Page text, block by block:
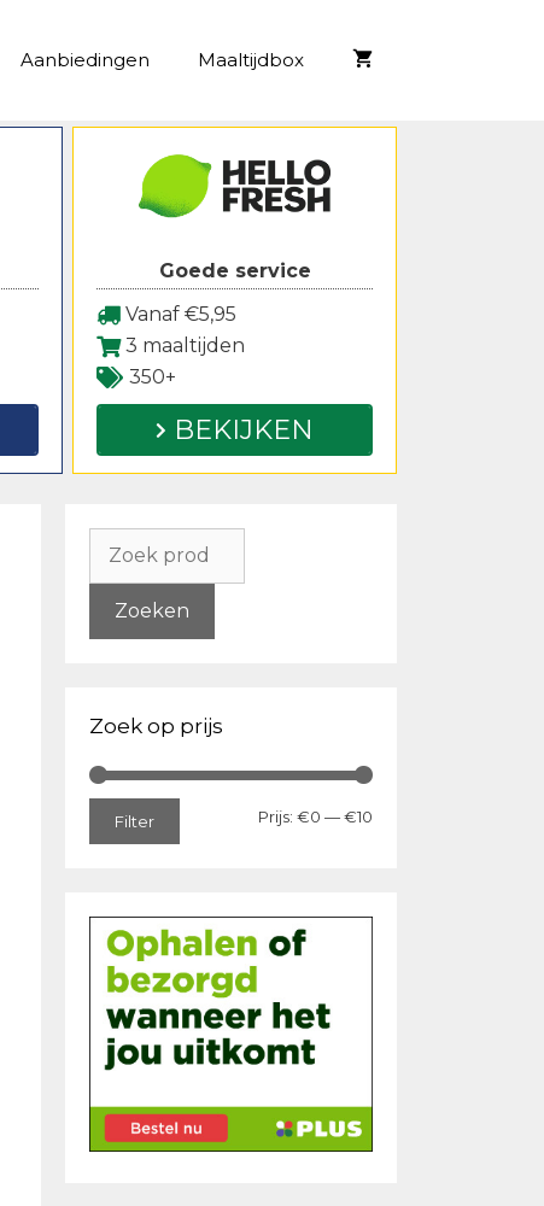
Aanbiedingen Maaltijdbox
Goede service
Vanaf €5,95
3 maaltijden
350+
BEKIJKEN
naar:
Zoeken
Zoek op prijs
Filter Prijs: €0 —€10